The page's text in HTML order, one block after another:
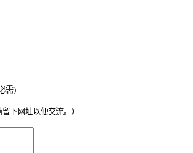
需)
下网址以便交流。）